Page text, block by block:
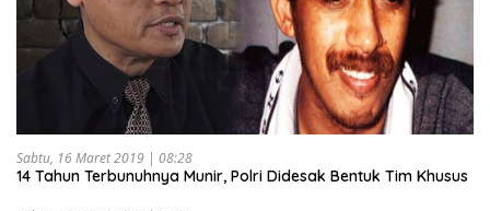
Sabtu, 16 Maret 2019 | 08:28
14 Tahun Terbunuhnya Munir, Polri Didesak Bentuk Tim Khusus